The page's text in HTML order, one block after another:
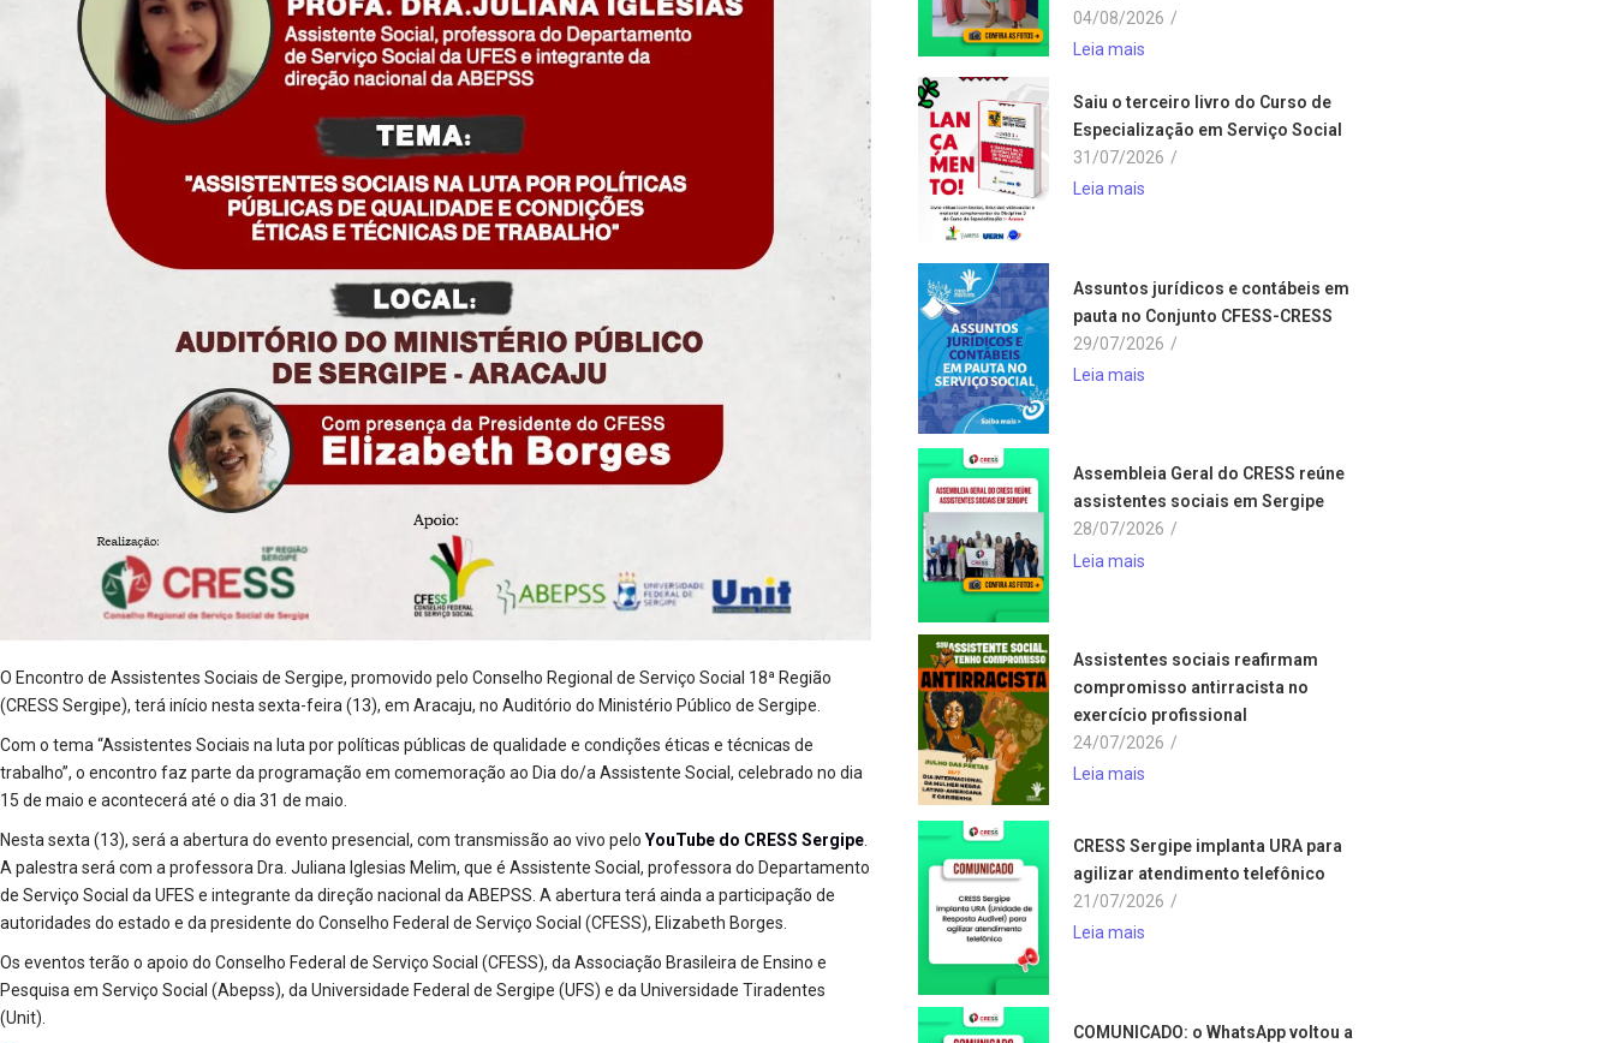
O Encontro de Assistentes Sociais de Sergipe, promovido pelo Conselho Regional de Serviço Social 18ª Região
(CRESS Sergipe), terá início nesta sexta-feira (13), em Aracaju, no Auditório do Ministério Público de Sergipe.
Com o tema “Assistentes Sociais na luta por políticas públicas de qualidade e condições éticas e técnicas de
trabalho”, o encontro faz parte da programação em comemoração ao Dia do/a Assistente Social, celebrado no dia
15 de maio e acontecerá até o dia 31 de maio.
Nesta sexta (13), será a abertura do evento presencial, com transmissão ao vivo pelo YouTube do CRESS Sergipe.
A palestra será com a professora Dra. Juliana Iglesias Melim, que é Assistente Social, professora do Departamento
de Serviço Social da UFES e integrante da direção nacional da ABEPSS. A abertura terá ainda a participação de
autoridades do estado e da presidente do Conselho Federal de Serviço Social (CFESS), Elizabeth Borges.
Os eventos terão o apoio do Conselho Federal de Serviço Social (CFESS), da Associação Brasileira de Ensino e
Pesquisa em Serviço Social (Abepss), da Universidade Federal de Sergipe (UFS) e da Universidade Tiradentes
(Unit).
04/08/2026 /
Leia mais
Saiu o terceiro livro do Curso de
Especialização em Serviço Social
31/07/2026 /
Leia mais
Assuntos jurídicos e contábeis em
pauta no Conjunto CFESS-CRESS
29/07/2026 /
Leia mais
Assembleia Geral do CRESS reúne
assistentes sociais em Sergipe
28/07/2026 /
Leia mais
Assistentes sociais reafirmam
compromisso antirracista no
exercício profissional
24/07/2026 /
Leia mais
CRESS Sergipe implanta URA para
agilizar atendimento telefônico
21/07/2026 /
Leia mais
COMUNICADO: o WhatsApp voltou a